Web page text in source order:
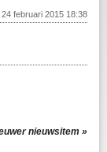
24 februari 2015 18:38
nieuwsitem »